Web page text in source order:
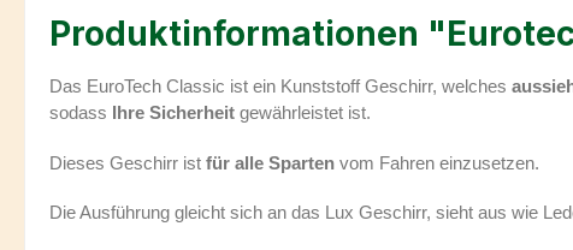
Produktinformationen
Das EuroTech Classic ist ein Kunststoff Geschirr, welches
sodass Ihre Sicherheit gewährleistet ist.
Dieses Geschirr ist für alle Sparten vom Fahren einzusetzen.
Die Ausführung gleicht sich an das Lux Geschirr, sieht aus wie